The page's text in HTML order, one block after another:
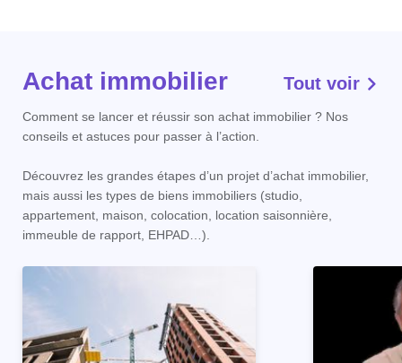
Achat immobilier Tout voir
Comment se lancer et réussir son achat immobilier ? Nos
conseils et astuces pour passer à l’action.
Découvrez les grandes étapes d’un projet d’achat immobilier,
mais aussi les types de biens immobiliers (studio,
appartement, maison, colocation, location saisonnière,
immeuble de rapport, EHPAD…).